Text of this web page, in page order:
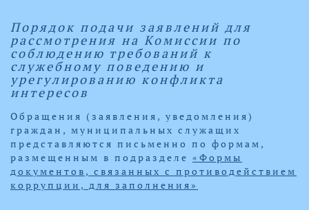
Порядок подачи заявлений для
рассмотрения на Комиссии по
соблюдению требований к
служебному поведению и
урегулированию конфликта
интересов
Обращения (заявления, уведомления)
граждан, муниципальных служащих
представляются письменно по формам,
размещенным в подразделе «Формы
документов, связанных с противодействием
коррупции, для заполнения»